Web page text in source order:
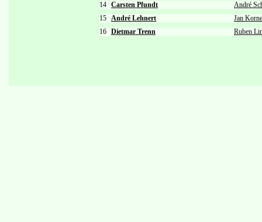
14 Carsten Pfundt
André
15 André Lehnert
Jan
16 Dietmar Trenn Ruben